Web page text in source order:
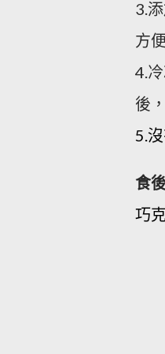
3.
方
4.
後
5.
食
巧